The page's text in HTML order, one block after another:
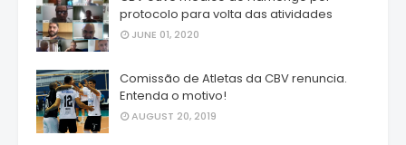
protocolo para volta das atividades
JUNE 01, 2020
Comissão de Atletas da CBV renuncia.
Entenda o motivo!
AUGUST 20, 2019